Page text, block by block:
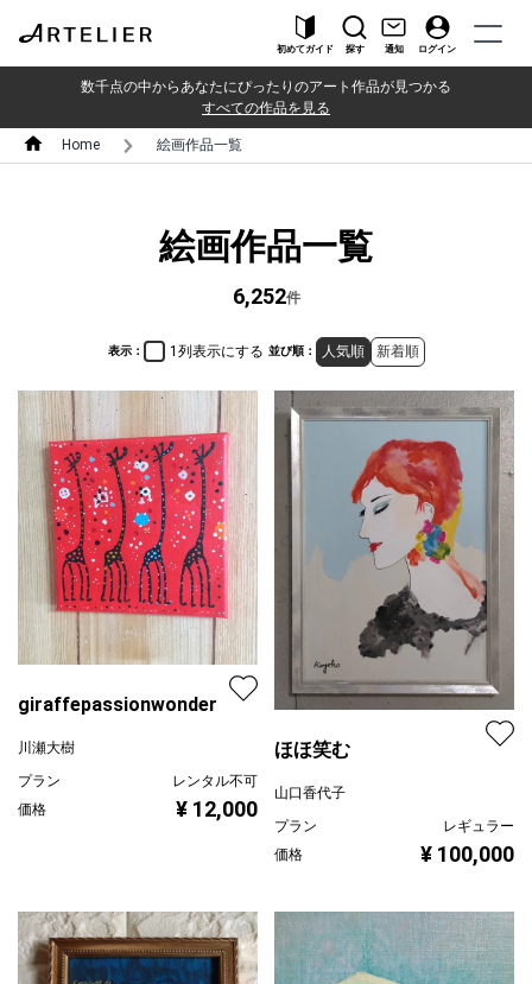
初めてガイド 探す 通知 ログイン
数千点の中からあなたにぴったりのアート作品が見つかる
すべての作品を見る
Home 絵画作品一覧
絵画作品一覧
6,252件
表示： 1列表示にする 並び順： 人気順 新着順
giraffepassionwonder
川瀬大樹
プラン
レンタル不可
価格
¥ 12,000
ほほ笑む
山口香代子
プラン
レギュラー
価格
¥ 100,000